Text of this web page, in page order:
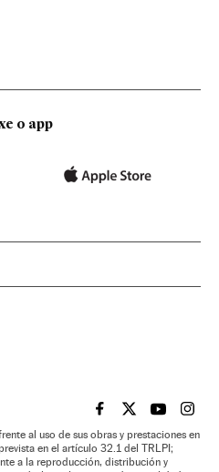
o app
EL PAÍS BRASIL EN
EL PAÍSEL PAÍS
EL
al uso de sus obras y prestaciones en
en el artículo 32.1 del TRLPI;
a la reproducción, distribución y